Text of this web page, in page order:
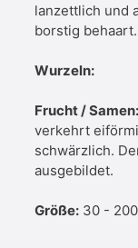
lanzettlich und
borstig behaart.
Wurzeln:
Frucht / Samen:
verkehrt
schwärzlich.
ausgebildet.
Größe: 30 -